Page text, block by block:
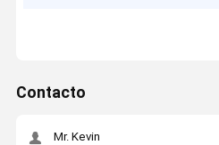
Contacto
Mr. Kevin